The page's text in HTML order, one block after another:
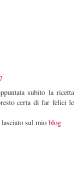
subito la ricetta
certa di far felici le
sul mio blog